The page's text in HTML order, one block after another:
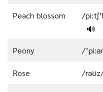
Peach blossom
/
🔊
Peony /
Rose /